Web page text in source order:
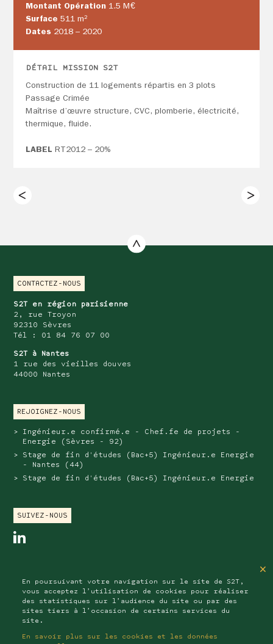
Montant Opération 1.5 M€
Surface511 m²
Dates 2018 – 2020
DÉTAIL MISSION S2T
Construction de 11 logements répartis en 3 plots
Passage Crimée
Maîtrise d’œuvre structure, CVC, plomberie, électricité,
thermique, fluide.
LABELRT2012 – 20%
CONTACTEZ-NOUS
S2T en région parisienne
2, rue Troyon
92310 Sèvres
Tél : 01 84 76 07 00
S2T à Nantes
1 rue des vieilles douves
44000 Nantes
REJOIGNEZ-NOUS
Ingénieur.e confirmé.e - Chef.fe de projets -
Energie (Sèvres - 92)
Stage de fin d'études (Bac+5) Ingénieur.e Energie
- Nantes (44)
Stage de fin d'études (Bac+5) Ingénieur.e Energie
SUIVEZ-NOUS
linkedin
APE : 7112B
Mentions légales
Données personnelles
En poursuivant votre navigation sur le site de S2T,
vous acceptez l’utilisation de cookies pour réaliser
des statistiques sur l’audience du site ou par des
sites tiers à l’occasion de certains services du
site.
En savoir plus sur les cookies et les données
×